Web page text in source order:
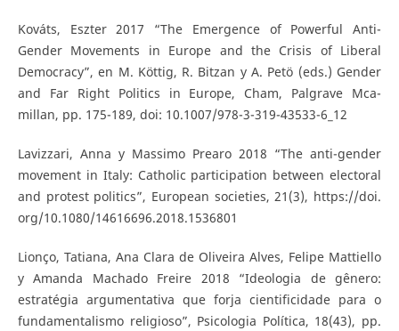
Kováts, Eszter 2017 “The Emergence of Powerful Anti-
Gender Movements in Europe and the Crisis of Liberal
Democracy”, en M. Köttig, R. Bitzan y A. Petö (eds.) Gender
and Far Right Politics in Europe, Cham, Palgrave Mca-
millan, pp. 175-189, doi: 10.1007/978-3-319-43533-6_12
Lavizzari, Anna y Massimo Prearo 2018 “The anti-gender
movement in Italy: Catholic participation between electoral
and protest politics”, European societies, 21(3), https://doi.
org/10.1080/14616696.2018.1536801
Lionço, Tatiana, Ana Clara de Oliveira Alves, Felipe Mattiello
y Amanda Machado Freire 2018 “Ideologia de gênero:
estratégia argumentativa que forja cientificidade para o
fundamentalismo religioso”, Psicologia Política, 18(43), pp.